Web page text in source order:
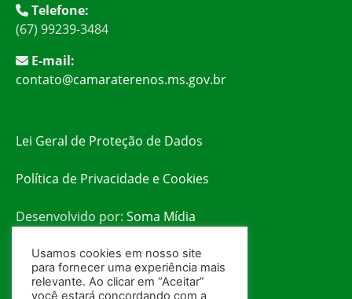
Telefone:
(67) 99239-3484
E-mail:
contato@camaraterenos.ms.gov.br
Lei Geral de Proteção de Dados
Política de Privacidade e Cookies
Desenvolvido por: Soma Mídia
Usamos cookies em nosso site
para fornecer uma experiência mais
relevante. Ao clicar em “Aceitar”
você estará concordando com a